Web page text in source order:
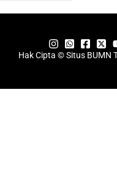
Hak Cipta © Situs BUMN